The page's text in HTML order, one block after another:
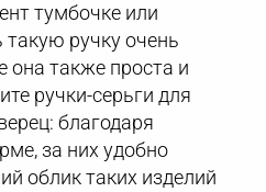
тумбочке или
ручку очень
она также проста и
ручки-серьги для
благодаря
за них удобно
облик таких изделий